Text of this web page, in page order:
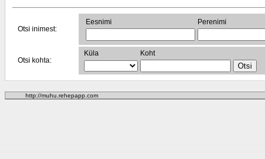
Otsi inimest:
Eesnimi Perenimi
Otsi kohta:
Küla Koht
http://muhu.rehepapp.com